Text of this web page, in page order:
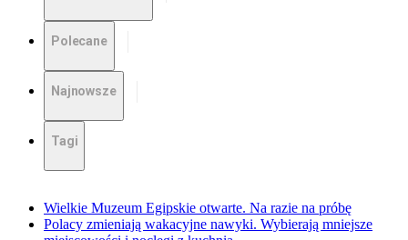
Polecane
Najnowsze
Tagi
Wielkie Muzeum Egipskie otwarte. Na razie na próbę
Polacy zmieniają wakacyjne nawyki. Wybierają mniejsze